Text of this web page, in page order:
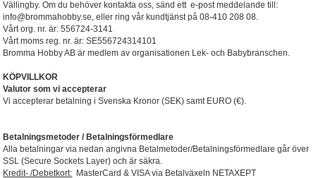
Vällingby. Om du behöver kontakta oss, sänd ett e-post meddelande till:
info@brommahobby.se, eller ring vår kundtjänst på 08-410 208 08.
Vårt org. nr. är: 556724-3141
Vårt moms reg. nr. är: SE556724314101
Bromma Hobby AB är medlem av organisationen Lek- och Babybranschen.
KÖPVILLKOR
Valutor som vi accepterar
Vi accepterar betalning i Svenska Kronor (SEK) samt EURO (€).
Betalningsmetoder / Betalningsförmedlare
Alla betalningar via nedan angivna Betalmetoder/Betalningsförmedlare går över
SSL (Secure Sockets Layer) och är säkra.
Kredit- /Debetkort: MasterCard & VISA via Betalväxeln NETAXEPT